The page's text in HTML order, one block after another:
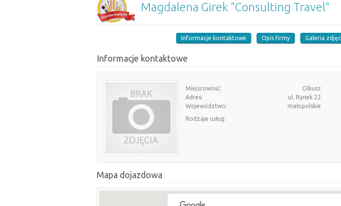
Magdalena Girek "Consulting Travel"
Informacje kontaktowe Opis firmy Galeria zdjęć
Informacje kontaktowe
Miejscowość:
Olkusz
Adres:
ul. Rynek 22
Województwo:
małopolskie
Rodzaje usług:
Mapa dojazdowa